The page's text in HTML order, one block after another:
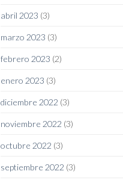
abril 2023 (3)
marzo 2023 (3)
febrero 2023 (2)
enero 2023 (3)
diciembre 2022 (3)
noviembre 2022 (3)
octubre 2022 (3)
septiembre 2022 (3)